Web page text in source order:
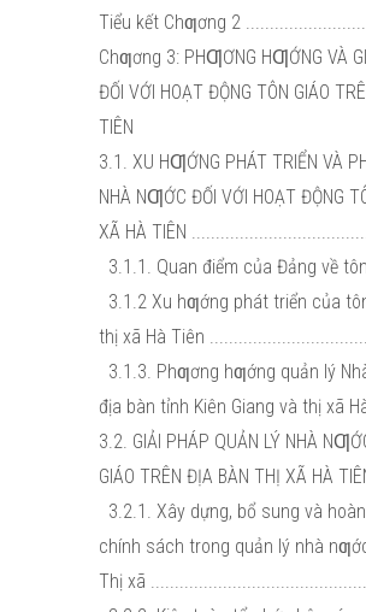
Tiểu kết Chƣơng 2
Chƣơng 3: PHƢƠNG HƢỚNG VÀ
ĐỐI VỚI HOẠT ĐỘNG TÔN GIÁO
TIÊN
3.1. XU HƢỚNG PHÁT TRIỂN VÀ
NHÀ NƢỚC ĐỐI VỚI HOẠT ĐỘNG
XÃ HÀ TIÊN
3.1.1. Quan điểm của Đảng về
3.1.2 Xu hƣớng phát triển của
thị xã Hà Tiên
3.1.3. Phƣơng hƣớng quản lý
địa bàn tỉnh Kiên Giang và thị xã
3.2. GIẢI PHÁP QUẢN LÝ NHÀ
GIÁO TRÊN ĐỊA BÀN THỊ XÃ HÀ
3.2.1. Xây dựng, bổ sung và
chính sách trong quản lý nhà
Thị xã